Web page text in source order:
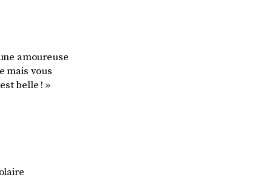
amoureuse
mais vous
belle ! »